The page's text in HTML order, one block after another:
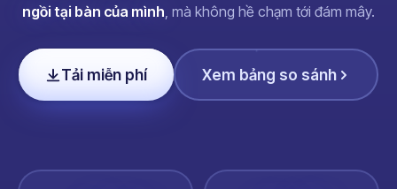
ngồi tại bàn của mình, mà không hề chạm tới đám mây.
Tải miễn phí Xem bảng so sánh